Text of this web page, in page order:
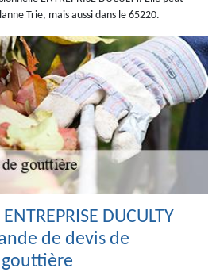
Trie, mais aussi dans le 65220.
DUCULTY
de devis de